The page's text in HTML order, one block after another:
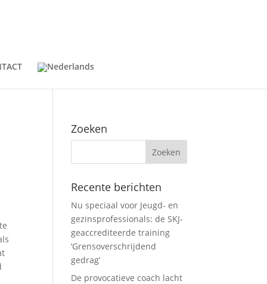
Zoeken
Recente berichten
Nu speciaal voor Jeugd- en
gezinsprofessionals: de SKJ-
geaccrediteerde training
‘Grensoverschrijdend
gedrag’
De provocatieve coach lacht